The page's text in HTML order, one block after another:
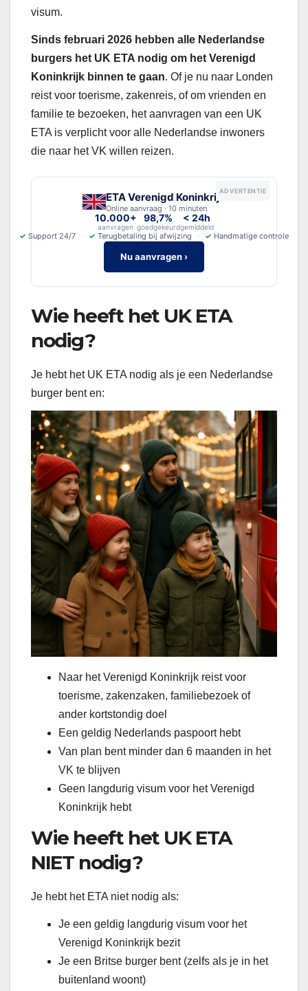
visum.
Sinds februari 2026 hebben alle Nederlandse
burgers het UK ETA nodig om het Verenigd
Koninkrijk binnen te gaan. Of je nu naar Londen
reist voor toerisme, zakenreis, of om vrienden en
familie te bezoeken, het aanvragen van een UK
ETA is verplicht voor alle Nederlandse inwoners
die naar het VK willen reizen.
ADVERTENTIE
ETA Verenigd Koninkrijk
Online aanvraag · 10 minuten
10.000+
aanvragen
98,7%
goedgekeurd
< 24h
gemiddeld
✓ Support 24/7 ✓ Terugbetaling bij afwijzing ✓ Handmatige controle
Nu aanvragen ›
Wie heeft het UK ETA
nodig?
Je hebt het UK ETA nodig als je een Nederlandse
burger bent en:
Naar het Verenigd Koninkrijk reist voor
toerisme, zakenzaken, familiebezoek of
ander kortstondig doel
Een geldig Nederlands paspoort hebt
Van plan bent minder dan 6 maanden in het
VK te blijven
Geen langdurig visum voor het Verenigd
Koninkrijk hebt
Wie heeft het UK ETA
NIET nodig?
Je hebt het ETA niet nodig als:
Je een geldig langdurig visum voor het
Verenigd Koninkrijk bezit
Je een Britse burger bent (zelfs als je in het
buitenland woont)